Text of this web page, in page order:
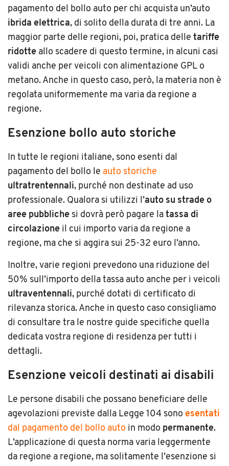
pagamento del bollo auto per chi acquista un’auto
ibrida elettrica, di solito della durata di tre anni. La
maggior parte delle regioni, poi, pratica delle tariffe
ridotte allo scadere di questo termine, in alcuni casi
validi anche per veicoli con alimentazione GPL o
metano. Anche in questo caso, però, la materia non è
regolata uniformemente ma varia da regione a
regione.
Esenzione bollo auto storiche
In tutte le regioni italiane, sono esenti dal
pagamento del bollo le auto storiche
ultratrentennali, purché non destinate ad uso
professionale. Qualora si utilizzi l’auto su strade o
aree pubbliche si dovrà però pagare la tassa di
circolazione il cui importo varia da regione a
regione, ma che si aggira sui 25-32 euro l’anno.
Inoltre, varie regioni prevedono una riduzione del
50% sull’importo della tassa auto anche per i veicoli
ultraventennali, purché dotati di certificato di
rilevanza storica. Anche in questo caso consigliamo
di consultare tra le nostre guide specifiche quella
dedicata vostra regione di residenza per tutti i
dettagli.
Esenzione veicoli destinati ai disabili
Le persone disabili che possano beneficiare delle
agevolazioni previste dalla Legge 104 sono esentati
dal pagamento del bollo auto in modo permanente.
L’applicazione di questa norma varia leggermente
da regione a regione, ma solitamente l’esenzione si